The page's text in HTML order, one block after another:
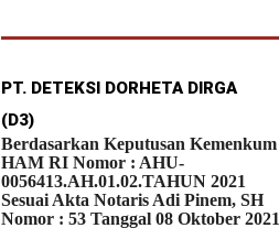
PT. DETEKSI DORHETA DIRGA
(D3)
Berdasarkan Keputusan Kemenkum
HAM RI Nomor : AHU-
0056413.AH.01.02.TAHUN 2021
Sesuai Akta Notaris Adi Pinem, SH
Nomor : 53 Tanggal 08 Oktober 2021